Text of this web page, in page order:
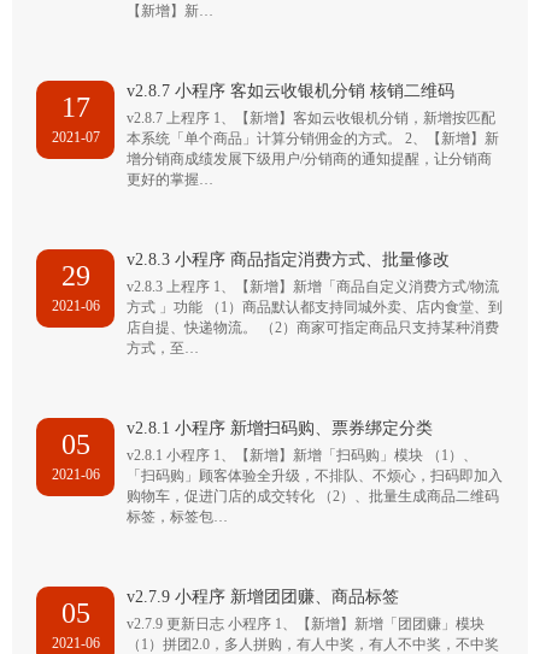
【新增】新…
17
2021-07
v2.8.7 小程序 客如云收银机分销 核销二维码
v2.8.7 上程序 1、【新增】客如云收银机分销，新增按匹配
本系统「单个商品」计算分销佣金的方式。 2、【新增】新
增分销商成绩发展下级用户/分销商的通知提醒，让分销商
更好的掌握…
29
2021-06
v2.8.3 小程序 商品指定消费方式、批量修改
v2.8.3 上程序 1、【新增】新增「商品自定义消费方式/物流
方式 」功能 （1）商品默认都支持同城外卖、店内食堂、到
店自提、快递物流。 （2）商家可指定商品只支持某种消费
方式，至…
05
2021-06
v2.8.1 小程序 新增扫码购、票券绑定分类
v2.8.1 小程序 1、【新增】新增「扫码购」模块 （1）、
「扫码购」顾客体验全升级，不排队、不烦心，扫码即加入
购物车，促进门店的成交转化 （2）、批量生成商品二维码
标签，标签包…
05
2021-06
v2.7.9 小程序 新增团团赚、商品标签
v2.7.9 更新日志 小程序 1、【新增】新增「团团赚」模块
（1）拼团2.0，多人拼购，有人中奖，有人不中奖，不中奖